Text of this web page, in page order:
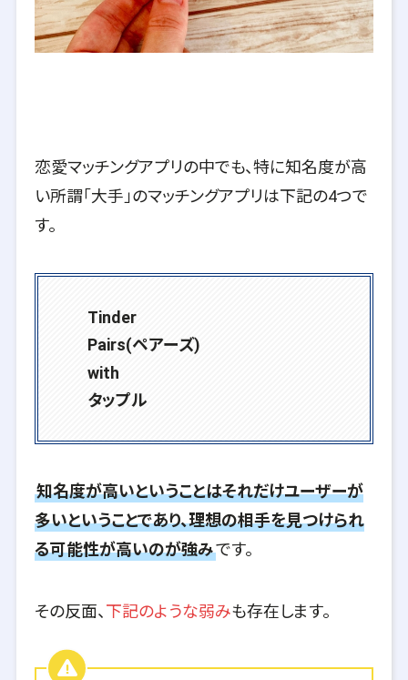
恋愛マッチングアプリの中でも、特に知名度が高
い所謂「大手」のマッチングアプリは下記の4つで
す。
Tinder
Pairs(ペアーズ)
with
タップル
知名度が高いということはそれだけユーザーが
多いということであり、理想の相手を見つけられ
る可能性が高いのが強みです。
その反面、 下記のような弱みも存在します。